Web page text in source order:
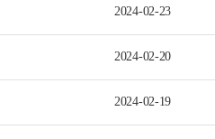
2024-02-23
2024-02-20
2024-02-19